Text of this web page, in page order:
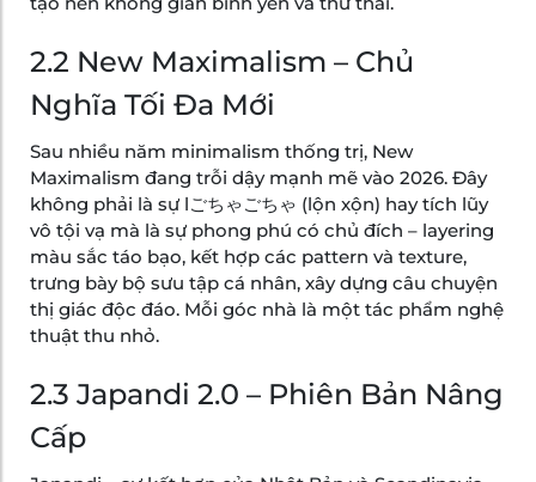
2.2 New Maximalism – Chủ
Nghĩa Tối Đa Mới
Sau nhiều năm minimalism thống trị, New
Maximalism đang trỗi dậy mạnh mẽ vào 2026. Đây
không phải là sự lごちゃごちゃ (lộn xộn) hay tích lũy
vô tội vạ mà là sự phong phú có chủ đích – layering
màu sắc táo bạo, kết hợp các pattern và texture,
trưng bày bộ sưu tập cá nhân, xây dựng câu chuyện
thị giác độc đáo. Mỗi góc nhà là một tác phẩm nghệ
thuật thu nhỏ.
2.3 Japandi 2.0 – Phiên Bản Nâng
Cấp